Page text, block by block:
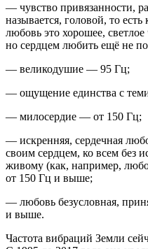
— чувство привязанности,
называется, головой, то
любовь это хорошее,
но сердцем любить ещё не
— великодушие — 95 Гц;
— ощущение единства с
— милосердие — от 150 Гц;
— искренняя, сердечная
своим сердцем, ко всем без
живому (как, например,
от 150 Гц и выше;
— любовь безусловная,
и выше.
Частота вибраций Земли